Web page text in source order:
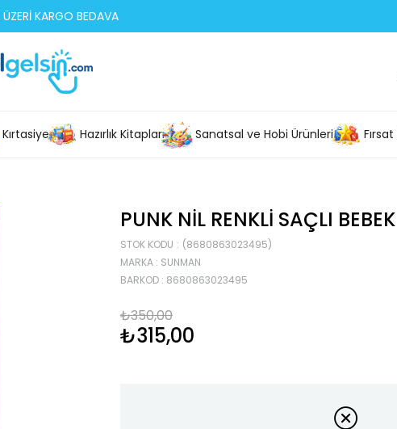
KARGO BEDAVA
Kırtasiye Hazırlık Kitapları Sanatsal ve Hobi Ürünleri
PUNK NIL RENKLI SAÇLI BEBEK
STOK KODU
(8680863023495)
MARKA : SUNMAN
BARKOD : 8680863023495
₺350,00
₺315,00